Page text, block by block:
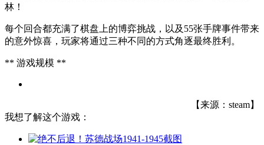
林！
每个回合都充满了棋盘上的博弈挑战，以及55张手牌事件带来
的意外惊喜，玩家将通过三种不同的方式角逐最终胜利。
** 游戏规模 **
【来源：steam】
我想了解这个游戏：